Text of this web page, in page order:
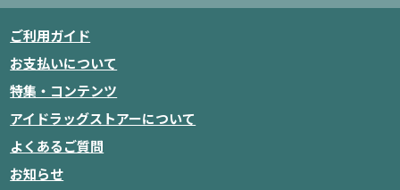
ご利用ガイド
お支払いについて
特集・コンテンツ
アイドラッグストアーについて
よくあるご質問
お知らせ